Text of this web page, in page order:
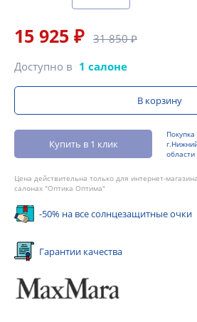
15 925 ₽ 31 850 ₽
Доступно в 1 салоне
В корзину
Купить в 1 клик
области
Цена действительна только для интернет-
салонах "Оптика Оптима"
-50% на все солнцезащитные очки
Гарантии качества